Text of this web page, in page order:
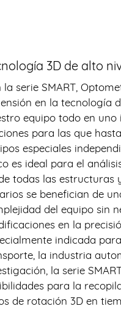
3D de alto
la serie SMART,
en la tecnología
equipo todo en
para las que
especiales
es ideal para el
todas las estructuras
se benefician de
del equipo sin
en la
indicada
la industria
la serie
para la
de rotación 3D en